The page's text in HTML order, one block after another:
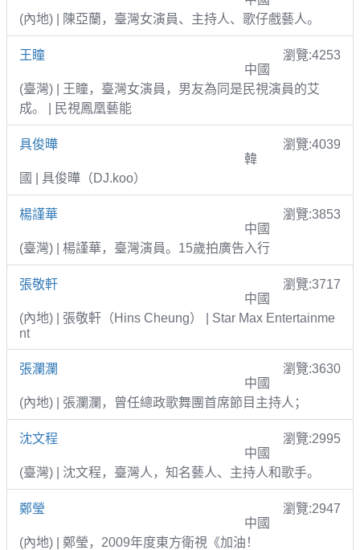
(內地) | 陳亞蘭，臺灣女演員、主持人、歌仔戲藝人。
王瞳
瀏覽:4253
中國
(臺灣) | 王瞳，臺灣女演員，男友為同是民視演員的艾
成。 | 民視鳳凰藝能
具俊曄
瀏覽:4039
韓
國 | 具俊曄（DJ.koo）
楊謹華
瀏覽:3853
中國
(臺灣) | 楊謹華，臺灣演員。15歲拍廣告入行
張敬軒
瀏覽:3717
中國
(內地) | 張敬軒（Hins Cheung） | Star Max Entertainme
nt
張瀾瀾
瀏覽:3630
中國
(內地) | 張瀾瀾，曾任總政歌舞團首席節目主持人；
沈文程
瀏覽:2995
中國
(臺灣) | 沈文程，臺灣人，知名藝人、主持人和歌手。
鄭瑩
瀏覽:2947
中國
(內地) | 鄭瑩，2009年度東方衛視《加油！